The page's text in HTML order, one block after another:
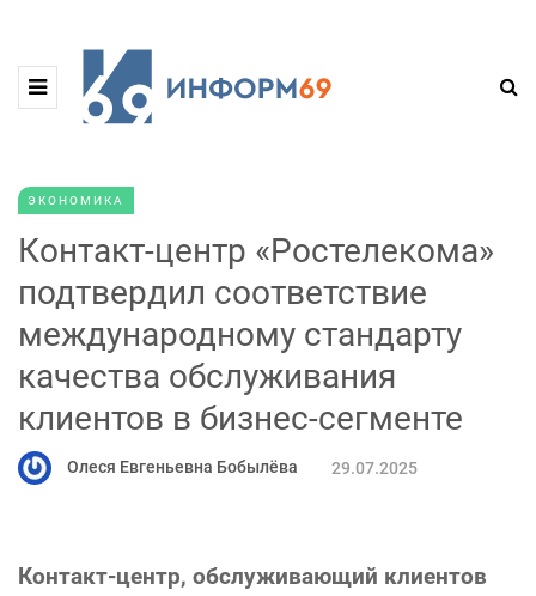
ЭКОНОМИКА
Контакт-центр «Ростелекома»
подтвердил соответствие
международному стандарту
качества обслуживания
клиентов в бизнес-сегменте
Олеся Евгеньевна Бобылёва 29.07.2025
Контакт-центр, обслуживающий клиентов